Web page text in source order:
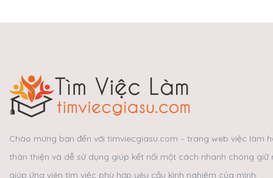
Chào mừng bạn đến với timviecgiasu.com – trang web việc làm
thân thiện và dễ sử dụng giúp kết nối một cách nhanh chóng giữ
giúp ứng viên tìm việc phù hợp yêu cầu kình nghiệm của mình.